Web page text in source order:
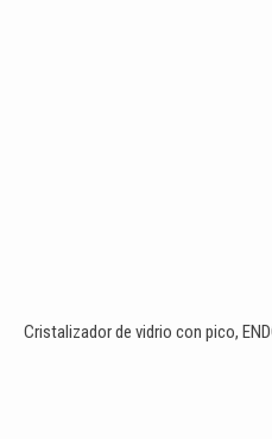
Cristalizador de vidrio con pico,